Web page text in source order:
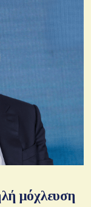
μόχλευση